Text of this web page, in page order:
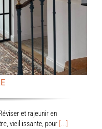
et rajeunir en
vieillissante, pour [...]